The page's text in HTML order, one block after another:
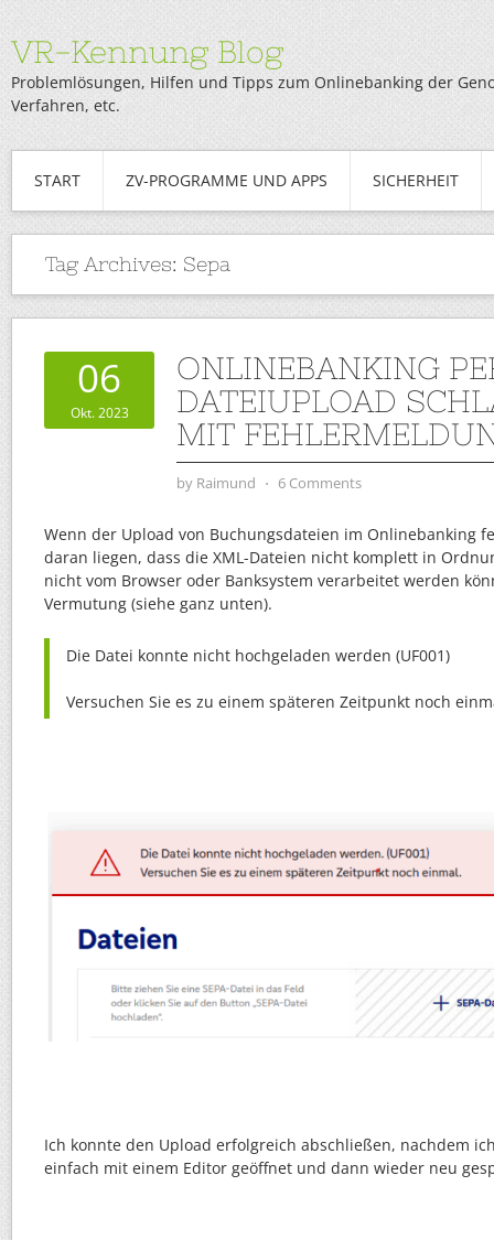
VR-Kennung Blog
Problemlösungen, Hilfen und Tipps zum Onlinebanking der
Verfahren, etc.
START ZV-PROGRAMME UND APPS SICHERHEIT
Tag Archives: Sepa
06
Okt. 2023
ONLINEBANKING
DATEIUPLOAD
MIT
by Raimund ⋅ 6 Comments
Wenn der Upload von Buchungsdateien im Onlinebanking
daran liegen, dass die XML-Dateien nicht komplett in
nicht vom Browser oder Banksystem verarbeitet werden
Vermutung (siehe ganz unten).
Die Datei konnte nicht hochgeladen werden (UF001)
Versuchen Sie es zu einem späteren Zeitpunkt noch
Ich konnte den Upload erfolgreich abschließen, nachdem
einfach mit einem Editor geöffnet und dann wieder neu